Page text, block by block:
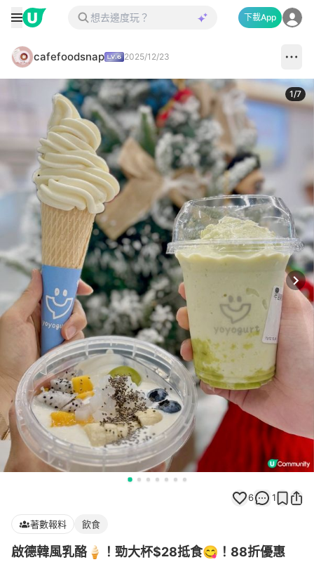
下載App
cafefoodsnap 2025/12/23
1/7
6 1
著數報料 飲食
啟德韓風乳酪🍦！勁大杯$28抵食😋！88折優惠